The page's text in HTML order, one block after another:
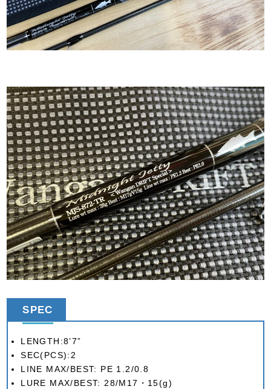
SPEC
LENGTH:8’7”
SEC(PCS):2
LINE MAX/BEST: PE 1.2/0.8
LURE MAX/BEST: 28/M17・15(g)